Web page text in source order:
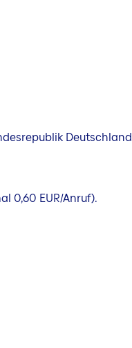
Deutschland
0,60 EUR/Anruf).